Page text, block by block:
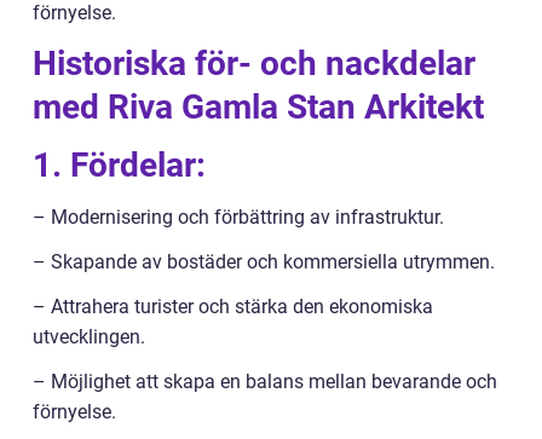
förnyelse.
Historiska för- och nackdelar
med Riva Gamla Stan Arkitekt
1. Fördelar:
– Modernisering och förbättring av infrastruktur.
– Skapande av bostäder och kommersiella utrymmen.
– Attrahera turister och stärka den ekonomiska
utvecklingen.
– Möjlighet att skapa en balans mellan bevarande och
förnyelse.